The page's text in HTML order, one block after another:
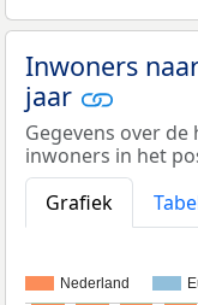
Inwoners
jaar
Gegevens over
inwoners in het
Grafiek
Nederland